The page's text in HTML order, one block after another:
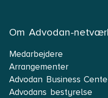
Om Advodan-
Medarbejdere
Arrangementer
Advodan Business
Advodans bestyrelse